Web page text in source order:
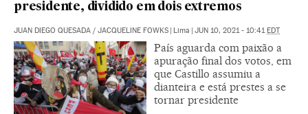
presidente, dividido em dois extremos
JUAN DIEGO QUESADA / JACQUELINE FOWKS | Lima | JUN 10, 2021 - 10:41EDT
País aguarda com paixão a
apuração final dos votos, em
que Castillo assumiu a
dianteira e está prestes a se
tornar presidente